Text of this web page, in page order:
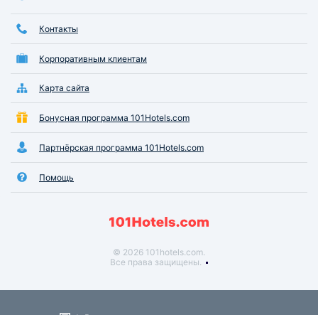
Контакты
Корпоративным клиентам
Карта сайта
Бонусная программа 101Hotels.com
Партнёрская программа 101Hotels.com
Помощь
© 2026 101hotels.com.
Все права защищены.